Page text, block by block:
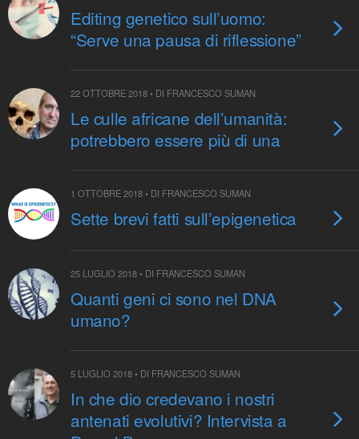
Editing genetico sull’uomo:
“Serve una pausa di riflessione”
22 OTTOBRE 2018 • DI FRANCESCO SUMAN
Le culle africane dell’umanità:
potrebbero essere più di una
1 OTTOBRE 2018 • DI FRANCESCO SUMAN
Sette brevi fatti sull’epigenetica
25 LUGLIO 2018 • DI FRANCESCO SUMAN
Quanti geni ci sono nel DNA
umano?
5 LUGLIO 2018 • DI FRANCESCO SUMAN
In che dio credevano i nostri
antenati evolutivi? Intervista a